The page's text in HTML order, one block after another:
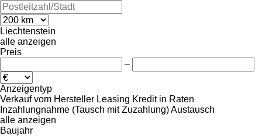
Liechtenstein
alle anzeigen
Preis
–
Anzeigentyp
Verkauf vom Hersteller Leasing Kredit in Raten
Inzahlungnahme (Tausch mit Zuzahlung)Austausch
alle anzeigen
Baujahr